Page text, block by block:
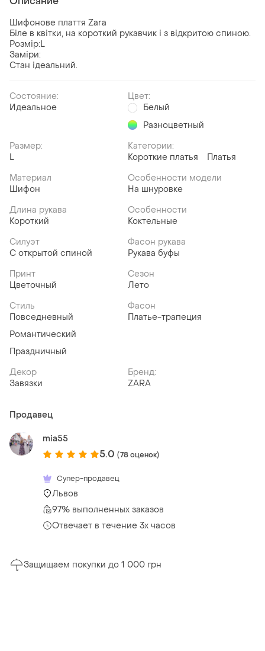
Шифонове плаття Zara
Біле в квітки, на короткий рукавчик і з відкритою спиною.
Розмір:L
Заміри:
Стан ідеальний.
Состояние:
Идеальное
Цвет:
Белый
Разноцветный
Размер:
L
Категории:
Короткие платья
Платья
Материал
Шифон
Особенности модели
На шнуровке
Длина рукава
Короткий
Особенности
Коктельные
Силуэт
С открытой спиной
Фасон рукава
Рукава буфы
Принт
Цветочный
Сезон
Лето
Стиль
Повседневный
Романтический
Праздничный
Фасон
Платье-трапеция
Декор
Завязки
Бренд:
ZARA
Продавец
mia55
5.0 (78 оценок)
Супер-продавец
Львов
97% выполненных заказов
Отвечает в течение 3х часов
Защищаем покупки до 1 000 грн